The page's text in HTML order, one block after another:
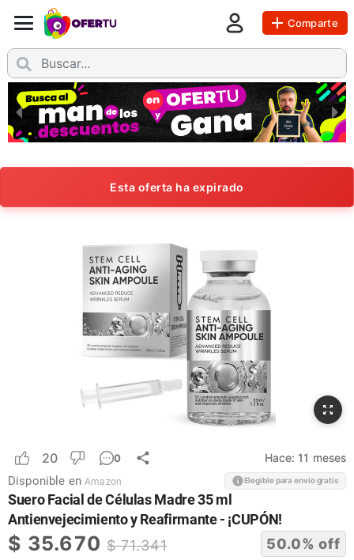
Comparte
Esta oferta ha expirado
20 0 Hace:11 meses
Disponible en Amazon Elegible para envío gratis
Suero Facial de Células Madre 35 ml
Antienvejecimiento y Reafirmante - ¡CUPÓN!
$ 35.670 $71.341 50.0% off